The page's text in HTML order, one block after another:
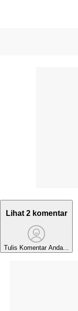
Lihat 2 komentar
Tulis Komentar Anda...